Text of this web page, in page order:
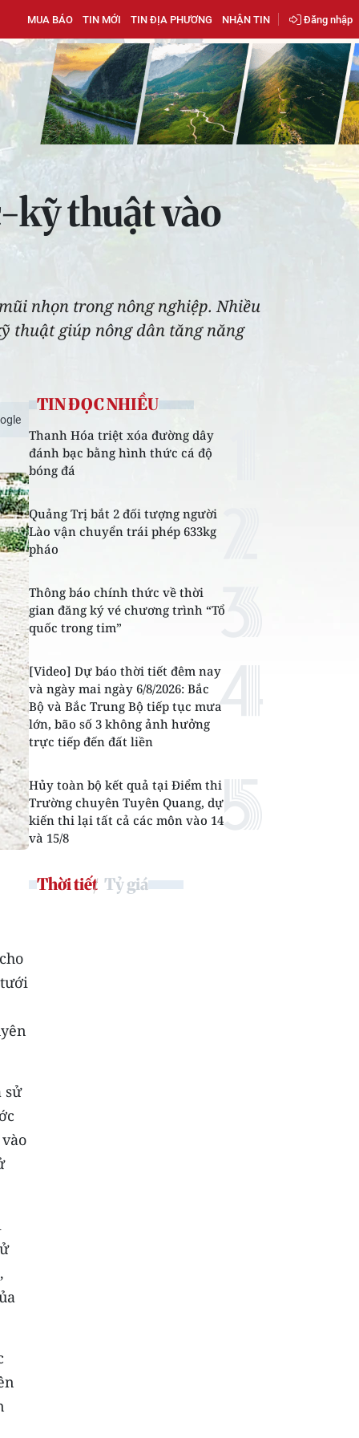
MUA BÁO TIN MỚI TIN ĐỊA PHƯƠNG NHẬN TIN Đăng nhập
kỹ thuật vào
nhọn trong nông nghiệp. Nhiều
thuật giúp nông dân tăng năng
sử
TIN ĐỌC NHIỀU
Thanh Hóa triệt xóa đường dây
đánh bạc bằng hình thức cá độ
bóng đá
Quảng Trị bắt 2 đối tượng người
Lào vận chuyển trái phép 633kg
pháo
Thông báo chính thức về thời
gian đăng ký vé chương trình “Tổ
quốc trong tim”
[Video] Dự báo thời tiết đêm nay
và ngày mai ngày 6/8/2026: Bắc
Bộ và Bắc Trung Bộ tiếp tục mưa
lớn, bão số 3 không ảnh hưởng
trực tiếp đến đất liền
Hủy toàn bộ kết quả tại Điểm thi
Trường chuyên Tuyên Quang, dự
kiến thi lại tất cả các môn vào 14
và 15/8
Thời tiết Tỷ giá